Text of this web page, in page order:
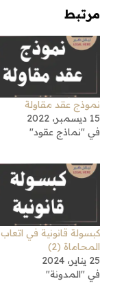
مرتبط
نموذج عقد مقاولة
15 ديسمبر، 2022
في "نماذج عقود"
كبسولة قانونية في اتعاب
المحاماة (2)
25 يناير، 2024
في "المدونة"